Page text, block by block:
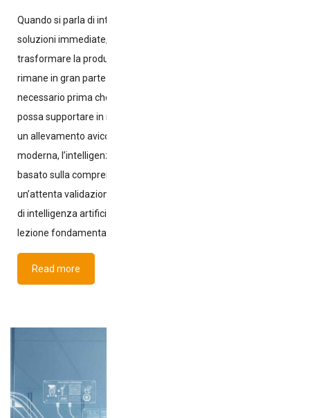
Quando si parla di intelligenza artificiale, spesso la si associa a
soluzioni immediate, sistemi autonomi e tecnologie in grado di
trasformare la produzione avicola da un giorno all’altro. Ciò che
rimane in gran parte invisibile è il lungo processo scientifico
necessario prima che uno strumento di intelligenza artificiale
possa supportare in modo coerente il processo decisionale in
un allevamento avicolo commerciale. Nell’industria avicola
moderna, l’intelligenza artificiale è un processo continuo
basato sulla comprensione biologica, sulla qualità dei dati e su
un’attenta validazione. I ricercatori che sviluppano applicazioni
di intelligenza artificiale per il pollame hanno imparato una
lezione fondamentale: gli
Read more